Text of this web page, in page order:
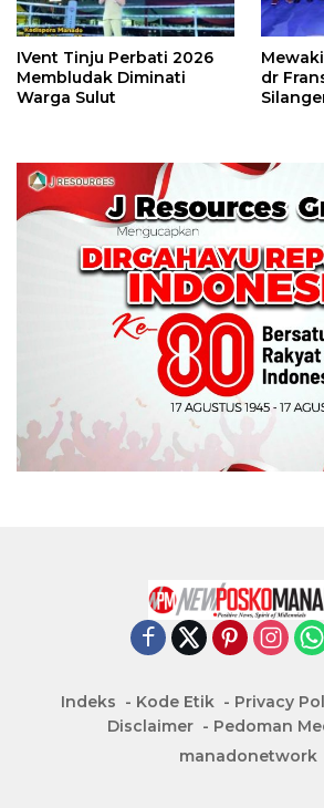
IVent Tinju Perbati 2026
Membludak Diminati
Warga Sulut
dr
Indeks Kode Etik Privacy
Disclaimer
Pedoman
manadonetwork